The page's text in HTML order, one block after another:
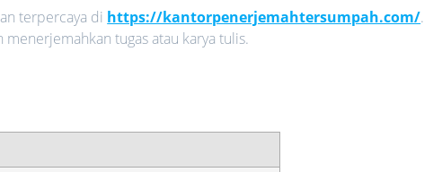
terpercaya di https://kantorpenerjemahtersumpah.com/.
tugas atau karya tulis.